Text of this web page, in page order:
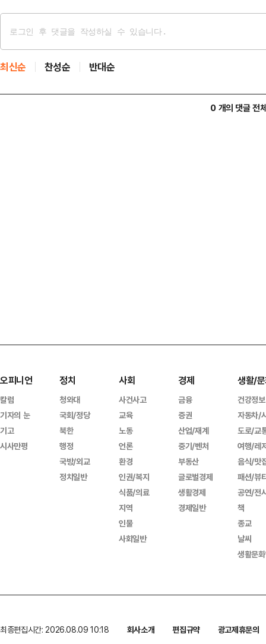
최신순 찬성순 반대순
0 개의 댓글 전
오피니언
칼럼
기자의 눈
기고
시사만평
정치
청와대
국회/정당
북한
행정
국방/외교
정치일반
사회
사건사고
교육
노동
언론
환경
인권/복지
식품/의료
지역
인물
사회일반
경제
금융
증권
산업/재계
중기/벤처
부동산
글로벌경제
생활경제
경제일반
생활/
건강정보
자동차/
도로/교
여행/레
음식/맛
패션/뷰
공연/전
책
종교
날씨
생활문
최종편집시간: 2026.08.09 10:18 회사소개 편집규약
광고제휴문의